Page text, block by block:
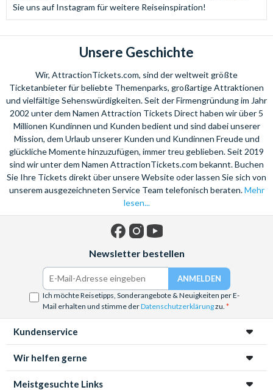
Sie uns auf Instagram für weitere Reiseinspiration!
Unsere Geschichte
Wir, AttractionTickets.com, sind der weltweit größte
Ticketanbieter für beliebte Themenparks, großartige Attraktionen
und vielfältige Sehenswürdigkeiten. Seit der Firmengründung im Jahr
2002 unter dem Namen Attraction Tickets Direct haben wir über 5
Millionen Kundinnen und Kunden bedient und sind dabei unserer
Mission, dem Urlaub unserer Kunden und Kundinnen Freude und
glückliche Momente hinzuzufügen, immer treu geblieben. Seit 2019
sind wir unter dem Namen AttractionTickets.com bekannt. Buchen
Sie Ihre Tickets direkt über unsere Website oder lassen Sie sich von
unserem ausgezeichneten Service Team telefonisch beraten.Mehr
lesen...
Newsletter bestellen
Ich möchte Reisetipps, Sonderangebote & Neuigkeiten per E-
Mail erhalten und stimme derDatenschutzerklärungzu.
Kundenservice
Wir helfen gerne
Meistgesuchte Links